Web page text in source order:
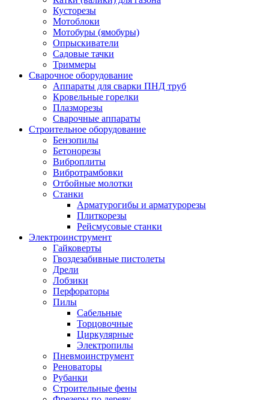
Кусторезы
Мотоблоки
Мотобуры (ямобуры)
Опрыскиватели
Садовые тачки
Триммеры
Сварочное оборудование
Аппараты для сварки ПНД труб
Кровельные горелки
Плазморезы
Сварочные аппараты
Строительное оборудование
Бензопилы
Бетонорезы
Виброплиты
Вибротрамбовки
Отбойные молотки
Станки
Арматурогибы и арматурорезы
Плиткорезы
Рейсмусовые станки
Электроинструмент
Гайковерты
Гвоздезабивные пистолеты
Дрели
Лобзики
Перфораторы
Пилы
Сабельные
Торцовочные
Циркулярные
Электропилы
Пневмоинструмент
Реноваторы
Рубанки
Строительные фены